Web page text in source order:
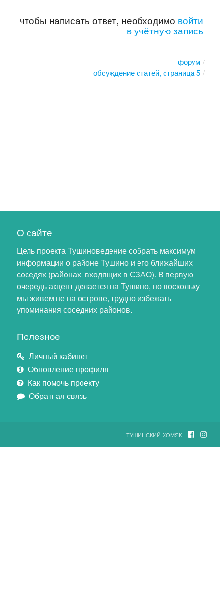
чтобы написать ответ, необходимо войти
в учётную запись
форум
обсуждение статей, страница 5
О сайте
Цель проекта Тушиноведение собрать максимум
информации о районе Тушино и его ближайших
соседях (районах, входящих в СЗАО). В первую
очередь акцент делается на Тушино, но поскольку
мы живем не на острове, трудно избежать
упоминания соседних районов.
Полезное
Личный кабинет
Обновление профиля
Как помочь проекту
Обратная связь
тушинский хомяк